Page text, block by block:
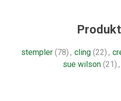
stempler (78) , cling (22) ,
sue wilson (21) ,